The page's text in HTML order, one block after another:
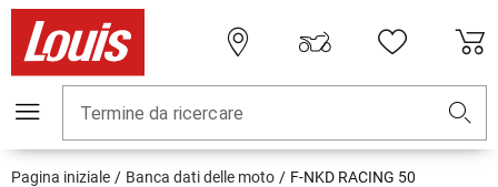
Termine da ricercare
Pagina iniziale Banca dati delle moto F-NKD RACING 50